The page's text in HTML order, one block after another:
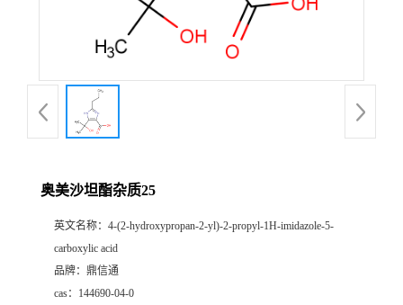
奥美沙坦酯杂质25
英文名称： 4-(2-hydroxypropan-2-yl)-2-propyl-1H-imidazole-5-
carboxylic acid
品牌： 鼎信通
cas： 144690-04-0